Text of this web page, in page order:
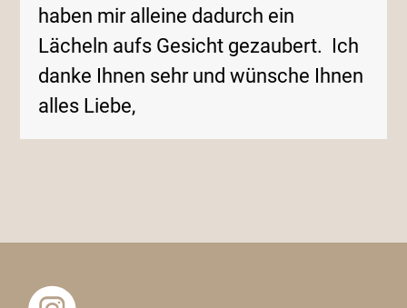
haben mir alleine dadurch ein
Lächeln aufs Gesicht gezaubert. Ich
danke Ihnen sehr und wünsche Ihnen
alles Liebe,